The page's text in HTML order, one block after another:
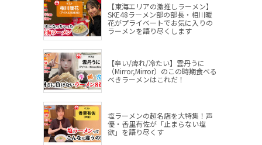
【東海エリアの激推しラーメン】
SKE48ラーメン部の部長・相川暖
花がプライベートでお気に入りの
ラーメンを語り尽くします
【辛い/痺れ/冷たい】雲丹うに
（Mirror,Mirror）のこの時期食べる
べきラーメンはこれだ！
塩ラーメンの超名店を大特集！声
優・香里有佐が「止まらない塩
欲」を語り尽くす